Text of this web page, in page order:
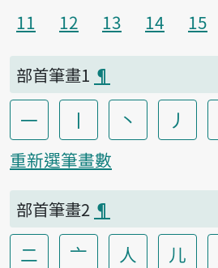
11
12 13 14 15
部首筆畫1 ¶
一 丨 丶 丿
重新選筆畫數
部首筆畫2 ¶
二 亠 人 儿